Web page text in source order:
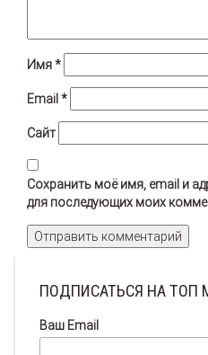
Имя*
Email*
Сайт
Сохранить моё имя, email и
для последующих моих
ПОДПИСАТЬСЯ НА ТОП
Ваш Email